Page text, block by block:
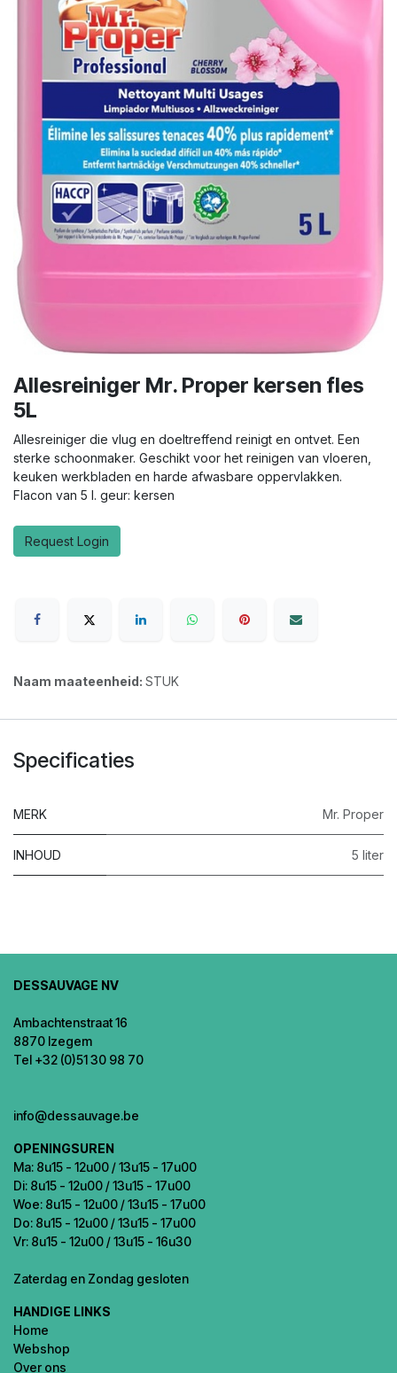
Allesreiniger Mr. Proper kersen fles
5L
Allesreiniger die vlug en doeltreffend reinigt en ontvet. Een
sterke schoonmaker. Geschikt voor het reinigen van vloeren,
keuken werkbladen en harde afwasbare oppervlakken.
Flacon van 5 l. geur: kersen
Request Login
Naam maateenheid: STUK
Specificaties
MERK Mr. Proper
INHOUD 5 liter
DESSAUVAGE NV
Ambachtenstraat 16
8870 Izegem
Tel +32 (0)51 30 98 70
info@dessauvage.be
OPENINGSUREN
Ma: 8u15 - 12u00 / 13u15 - 17u00
Di: 8u15 - 12u00 / 13u15 - 17u00
Woe: 8u15 - 12u00 / 13u15 - 17u00
Do: 8u15 - 12u00 / 13u15 - 17u00
Vr: 8u15 - 12u00 / 13u15 - 16u30
Zaterdag en Zondag gesloten
HANDIGE LINKS
Home
Webshop
Over ons